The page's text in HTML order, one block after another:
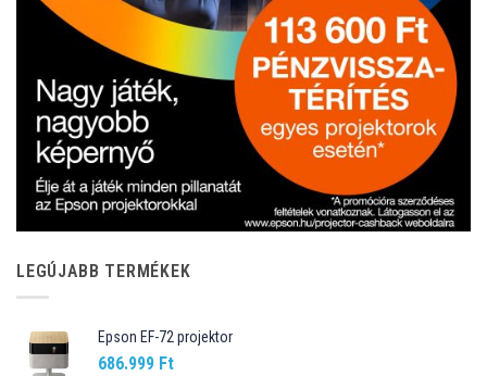
LEGÚJABB TERMÉKEK
Epson EF-72 projektor
686.999 Ft